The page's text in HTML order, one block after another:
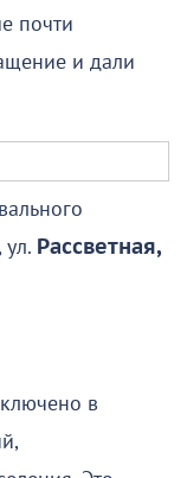
почти
и дали
Рассветная,
в